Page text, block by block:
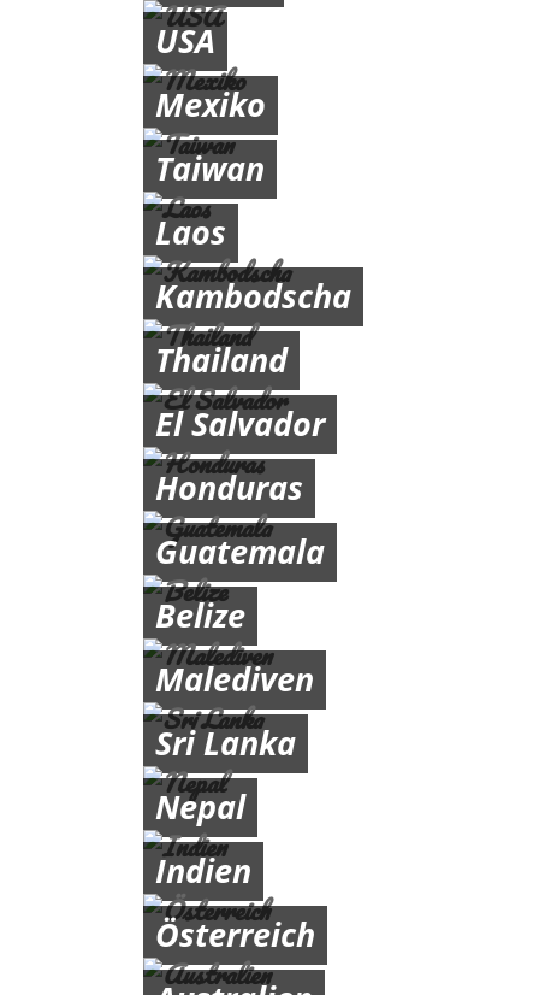
USA
Mexiko
Taiwan
Laos
Kambodscha
Thailand
El Salvador
Honduras
Guatemala
Belize
Malediven
Sri Lanka
Nepal
Indien
Österreich